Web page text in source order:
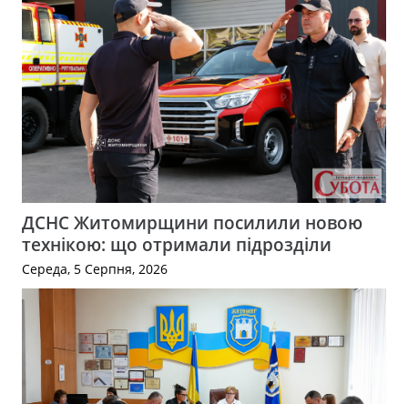
ДСНС Житомирщини посилили новою
технікою: що отримали підрозділи
Середа, 5 Серпня, 2026